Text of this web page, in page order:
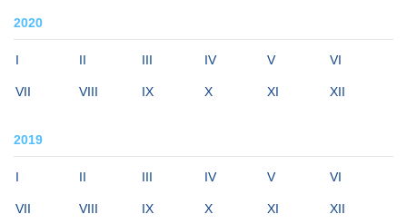
2020
I II III IV V VI
VII VIII IX X XI XII
2019
I II III IV V VI
VII VIII IX X XI XII